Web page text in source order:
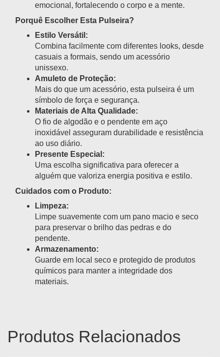
emocional, fortalecendo o corpo e a mente.
Porquê Escolher Esta Pulseira?
Estilo Versátil:
Combina facilmente com diferentes looks, desde
casuais a formais, sendo um acessório
unissexo.
Amuleto de Proteção:
Mais do que um acessório, esta pulseira é um
símbolo de força e segurança.
Materiais de Alta Qualidade:
O fio de algodão e o pendente em aço
inoxidável asseguram durabilidade e resistência
ao uso diário.
Presente Especial:
Uma escolha significativa para oferecer a
alguém que valoriza energia positiva e estilo.
Cuidados com o Produto:
Limpeza:
Limpe suavemente com um pano macio e seco
para preservar o brilho das pedras e do
pendente.
Armazenamento:
Guarde em local seco e protegido de produtos
químicos para manter a integridade dos
materiais.
Produtos Relacionados